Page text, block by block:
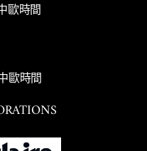
歐時間
歐時間